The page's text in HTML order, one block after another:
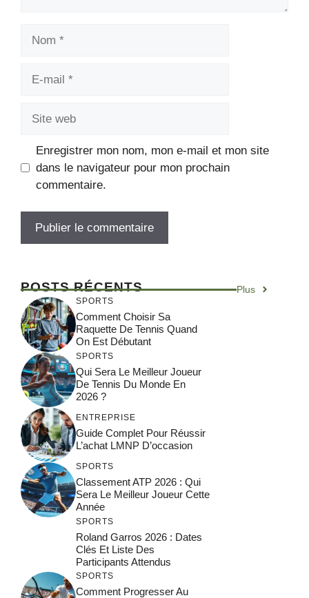
Enregistrer mon nom, mon e-mail et mon site
dans le navigateur pour mon prochain
commentaire.
POSTS RÉCENTS Plus
SPORTS
Comment Choisir Sa
Raquette De Tennis Quand
On Est Débutant
SPORTS
Qui Sera Le Meilleur Joueur
De Tennis Du Monde En
2026 ?
ENTREPRISE
Guide Complet Pour Réussir
L’achat LMNP D’occasion
SPORTS
Classement ATP 2026 : Qui
Sera Le Meilleur Joueur Cette
Année
SPORTS
Roland Garros 2026 : Dates
Clés Et Liste Des
Participants Attendus
SPORTS
Comment Progresser Au